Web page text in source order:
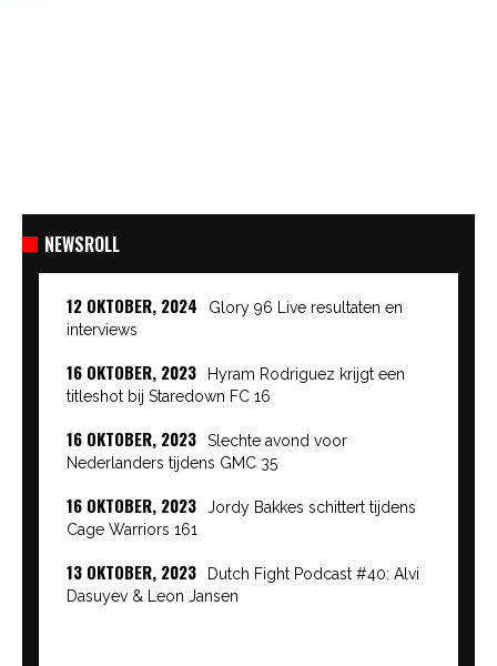
NEWSROLL
12 OKTOBER, 2024
Glory 96 Live resultaten en
interviews
16 OKTOBER, 2023
Hyram Rodriguez krijgt een
titleshot bij Staredown FC 16
16 OKTOBER, 2023
Slechte avond voor
Nederlanders tijdens GMC 35
16 OKTOBER, 2023
Jordy Bakkes schittert tijdens
Cage Warriors 161
13 OKTOBER, 2023
Dutch Fight Podcast #40: Alvi
Dasuyev & Leon Jansen